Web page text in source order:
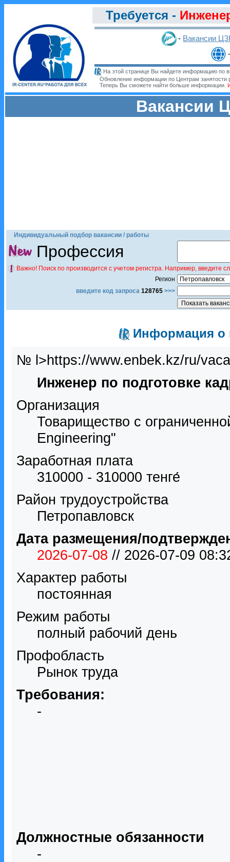
Требуется -
- Вакансии
На этой странице Вы найдете информацию по
Обновление информации по Центрам занятости
Теперь Вы сможете найти больше информации.
Вакансии
Индивидуальный подбор вакансии / работы
Профессия
Важно! Поиск по производится с учетом регистра. Например,
Регион
введите код запроса 128765 >>>
Информация о
№ l>https://www.enbek.kz/ru/
Инженер по подготовке
Организация
Товарищество с
Engineering"
Заработная плата
310000 - 310000 тенге́
Район трудоустройства
Петропавловск
Дата размещения/
2026-07-08 // 2026-07-09
Характер работы
постоянная
Режим работы
полный рабочий день
Профобласть
Рынок труда
Требования:
-
Должностные обязанности
-